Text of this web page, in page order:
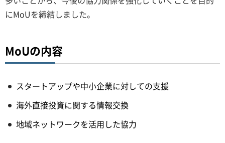
にMoUを締結しました。
MoUの内容
スタートアップや中小企業に対しての支援
海外直接投資に関する情報交換
地域ネットワークを活用した協力